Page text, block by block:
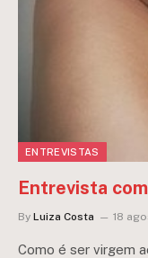
ENTREVISTAS
Entrevista
By Luiza Costa 18
Como é ser virgem